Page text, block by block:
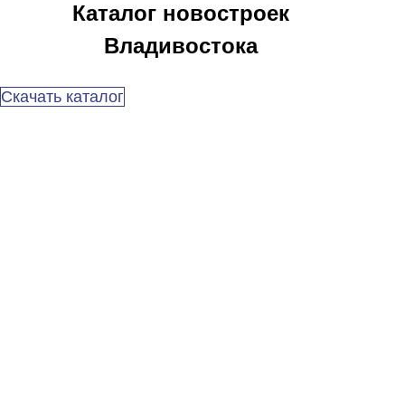
Каталог новостроек
Владивостока
Скачать каталог